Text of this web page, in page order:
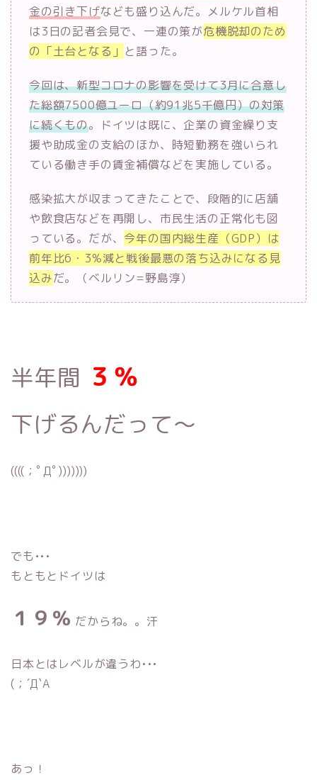
金の引き下げなども盛り込んだ。メルケル首相
は3日の記者会見で、一連の策が危機脱却のため
の「土台となる」 と語った。
今回は、新型コロナの影響を受けて3月に合意し
た総額7500億ユーロ（約91兆5千億円）の対策
に続くもの。ドイツは既に、企業の資金繰り支
援や助成金の支給のほか、時短勤務を強いられ
ている働き手の賃金補償などを実施している。
感染拡大が収まってきたことで、段階的に店舗
や飲食店などを再開し、市民生活の正常化も図
っている。だが、 今年の国内総生産（GDP）は
前年比6・3%減と戦後最悪の落ち込みになる見
込みだ。（ベルリン=野島淳）
半年間 ３％
下げるんだって〜
((((；ﾟДﾟ)))))))
でも•••
もともとドイツは
１９％ だからね。。汗
日本とはレベルが違うわ•••
(；´Д`A
あっ！